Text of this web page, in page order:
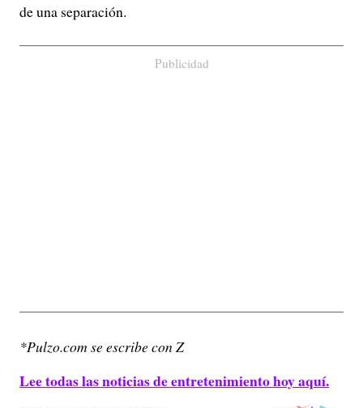
de una separación.
Publicidad
*Pulzo.com se escribe con Z
Lee todas las noticias de entretenimiento hoy aquí.